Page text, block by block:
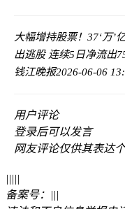
大幅增持股票！37‘万’
出逃股 连续5日净流出
钱江晚报2026-06-06
用户评论
登录后可以发言
网友评论仅供其表达
|||||
备案号： |||